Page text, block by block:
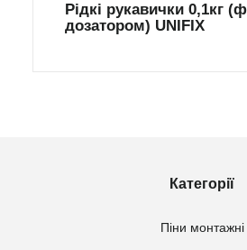
Рідкі рукавички 0,1кг
дозатором) UNIFIX
Категорії
Піни монтажні